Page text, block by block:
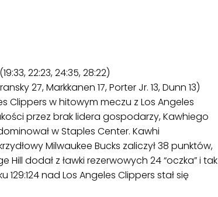
22:23, 24:35, 28:22)
27, Markkanen 17, Porter Jr. 13, Dunn 13)
Clippers w hitowym meczu z Los Angeles
przez brak lidera gospodarzy, Kawhiego
w Staples Center. Kawhi
Milwaukee Bucks zaliczył 38 punktów,
Hill dodał z ławki rezerwowych 24 “oczka” i tak
nad Los Angeles Clippers stał się